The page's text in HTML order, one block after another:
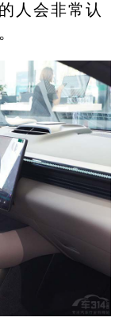
人会非常认